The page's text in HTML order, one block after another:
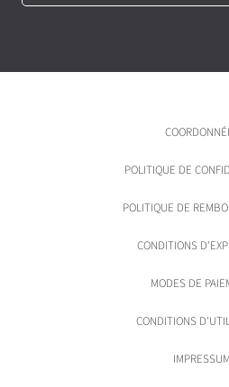
POLITIQUE DE
POLITIQUE DE
CONDITIONS
MODES DE
CONDITIONS
IMPRESSUM